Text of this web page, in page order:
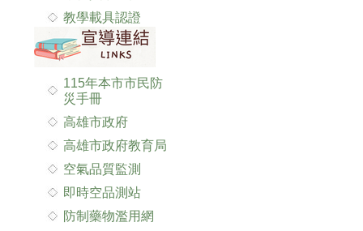
教學載具認證
115年本市市民防
災手冊
高雄市政府
高雄市政府教育局
空氣品質監測
即時空品測站
防制藥物濫用網